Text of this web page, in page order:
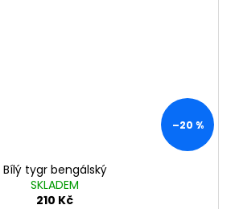
–20 %
Bílý tygr bengálský
SKLADEM
210 Kč